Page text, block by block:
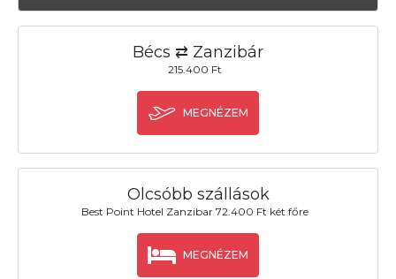
Bécs ⇄ Zanzibár
215.400 Ft
MEGNÉZEM
Olcsóbb szállások
Best Point Hotel Zanzibar 72.400 Ft két főre
MEGNÉZEM